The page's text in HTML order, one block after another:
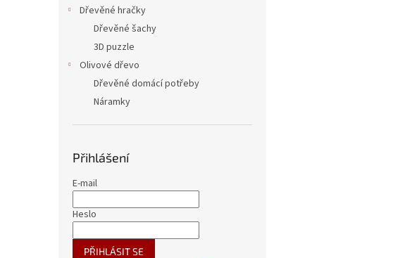
Dřevěné hračky
Dřevěné šachy
3D puzzle
Olivové dřevo
Dřevěné domácí potřeby
Náramky
Přihlášení
E-mail
Heslo
PŘIHLÁSIT SE